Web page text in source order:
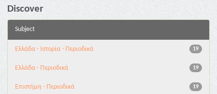
Discover
Subject
19
Ελλάδα - Ιστορία - Περιοδικά
19
Ελλάδα - Περιοδικά
19
Επιστήμη - Περιοδικά